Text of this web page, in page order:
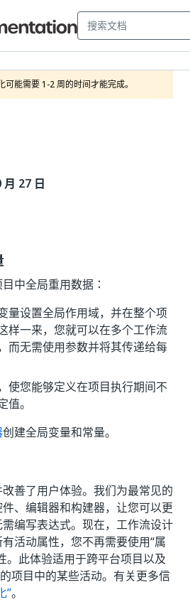
能需要 1-2 周的时间才能完成。
27 日
中全局重用数据：
量设置全局作用域，并在整个项
样一来，您就可以在多个工作流
而无需使用参数并将其传递给每
使您能够定义在项目执行期间不
。
创建全局变量和常量。
善了用户体验。我们为最常见的
、编辑器和构建器，让您可以更
编写表达式。现在，工作流设计
活动属性，您不再需要使用“属
。此体验适用于跨平台项目以及
项目中的某些活动。有关更多信
”。